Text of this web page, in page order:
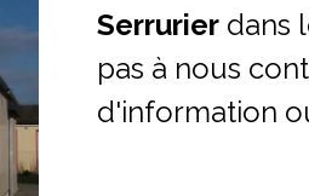
Serrurier dans
pas à nous
d'information